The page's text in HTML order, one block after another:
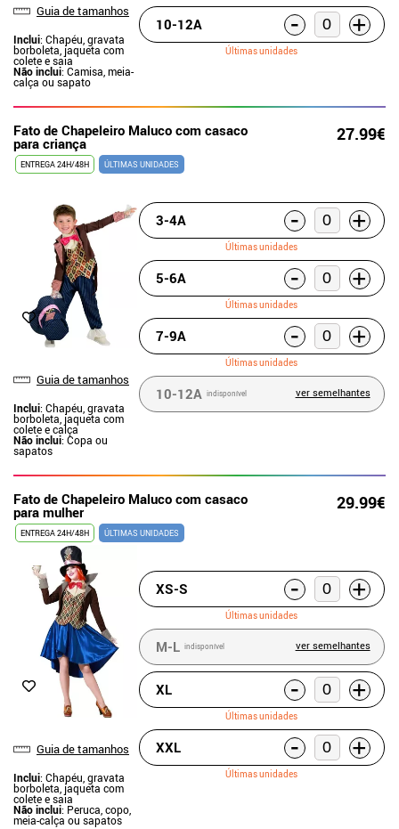
Guia de tamanhos
Inclui: Chapéu, gravata
borboleta, jaqueta com
colete e saia
Não inclui: Camisa, meia-
calça ou sapato
10-12A - +
Últimas unidades
Fato de Chapeleiro Maluco com casaco
para criança 27.99€
ENTREGA 24H/48H ÚLTIMAS UNIDADES
Guia de tamanhos
Inclui: Chapéu, gravata
borboleta, jaqueta com
colete e calça
Não inclui: Copa ou
sapatos
3-4A - +
Últimas unidades
5-6A - +
Últimas unidades
7-9A - +
Últimas unidades
10-12A indisponível ver semelhantes
Fato de Chapeleiro Maluco com casaco
para mulher 29.99€
ENTREGA 24H/48H ÚLTIMAS UNIDADES
Guia de tamanhos
Inclui: Chapéu, gravata
borboleta, jaqueta com
colete e saia
Não inclui: Peruca, copo,
meia-calça ou sapatos
XS-S - +
Últimas unidades
M-L indisponível ver semelhantes
XL - +
Últimas unidades
XXL - +
Últimas unidades